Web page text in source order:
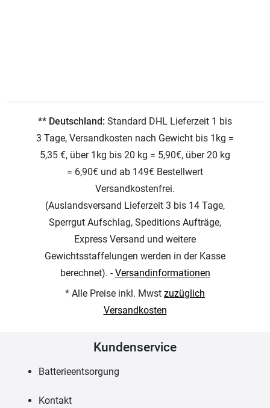
** Deutschland: Standard DHL Lieferzeit 1 bis
3 Tage, Versandkosten nach Gewicht bis 1kg =
5,35 €, über 1kg bis 20 kg = 5,90€, über 20 kg
= 6,90€ und ab 149€ Bestellwert
Versandkostenfrei.
(Auslandsversand Lieferzeit 3 bis 14 Tage,
Sperrgut Aufschlag, Speditions Aufträge,
Express Versand und weitere
Gewichtsstaffelungen werden in der Kasse
berechnet). -Versandinformationen
* Alle Preise inkl. Mwst zuzüglich
Versandkosten
Kundenservice
Batterieentsorgung
Kontakt